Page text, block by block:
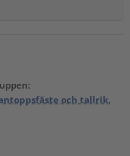
och tallrik,